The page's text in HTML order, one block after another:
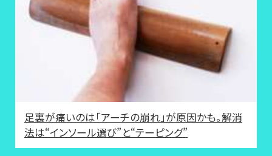
足裏が痛いのは「アーチの崩れ」が原因かも。解消
法は“インソール選び”と“テーピング”